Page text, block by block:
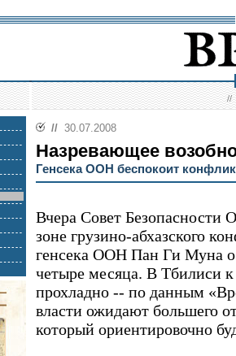
//
// 30.07.2008
Назревающее
Генсека ООН беспокоит
Вчера Совет
зоне грузино-абхазского
генсека ООН Пан Ги Муна о
четыре месяца. В Тбилиси
прохладно -- по данным
власти ожидают большего
который ориентировочно